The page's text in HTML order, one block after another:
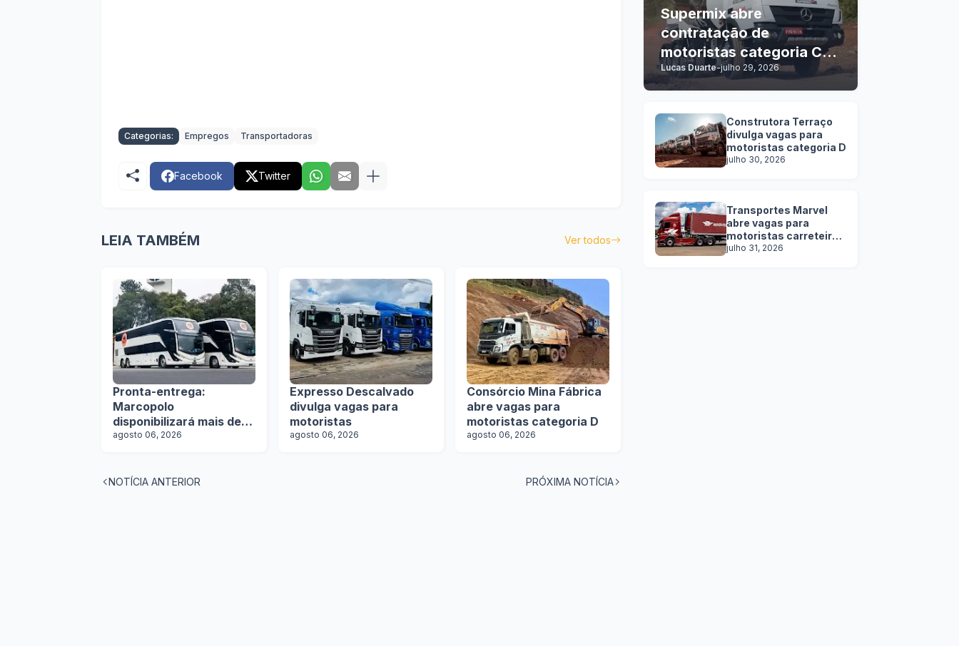
Categorias: Empregos Transportadoras
Facebook Twitter
LEIA TAMBÉM Ver todos
Pronta-entrega:
Marcopolo
disponibilizará mais de
100 ônibus para
agosto 06, 2026
Expresso Descalvado
divulga vagas para
motoristas
agosto 06, 2026
Consórcio Mina Fábrica
abre vagas para
motoristas categoria D
agosto 06, 2026
NOTÍCIA ANTERIOR PRÓXIMA NOTÍCIA
Supermix abre
contratação de
motoristas categoria C, D
e E
Lucas Duarte-julho 29, 2026
Construtora Terraço
divulga vagas para
motoristas categoria D
julho 30, 2026
Transportes Marvel
abre vagas para
motoristas carreteiros
SEM EXPERIÊNCIA
julho 31, 2026